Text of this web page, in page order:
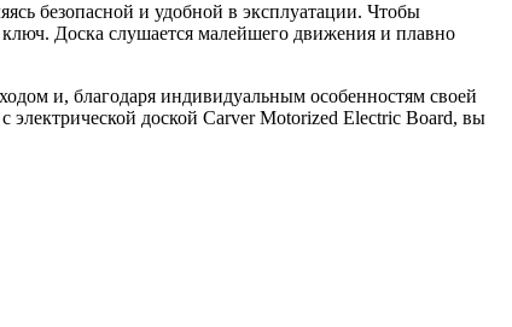
безопасной и удобной в эксплуатации. Чтобы
ключ. Доска слушается малейшего движения и плавно
и, благодаря индивидуальным особенностям своей
электрической доской Carver Motorized Electric Board, вы